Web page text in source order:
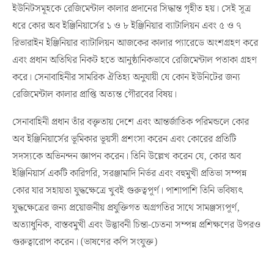
ইউনিটসমূহকে রেজিমেন্টাল কালার প্রদানের সিদ্ধান্ত গৃহীত হয়। সেই সূত্র
ধরে কোর অব ইঞ্জিনিয়ার্সের ১ ও ৮ ইঞ্জিনিয়ার ব্যাটালিয়ন এবং ৫ ও ৭
রিভারাইন ইঞ্জিনিয়ার ব্যাটালিয়ন আজকের কালার প্যারেডে অংশগ্রহণ করে
এবং প্রধান অতিথির নিকট হতে আনুষ্ঠানিকভাবে রেজিমেন্টাল পতাকা গ্রহণ
করে। সেনাবাহিনীর সামরিক ঐতিহ্য অনুযায়ী যে কোন ইউনিটের জন্য
রেজিমেন্টাল কালার প্রাপ্তি অত্যন্ত গৌরবের বিষয়।
সেনাবাহিনী প্রধান তাঁর বক্তৃতায় দেশে এবং আন্তর্জাতিক পরিমন্ডলে কোর
অব ইঞ্জিনিয়ার্সের ভূমিকার ভূয়সী প্রশংসা করেন এবং কোরের প্রতিটি
সদস্যকে অভিনন্দন জ্ঞাপন করেন। তিনি উল্লেখ করেন যে, কোর অব
ইঞ্জিনিয়ার্স একটি কারিগরি, সরঞ্জামাদি নির্ভর এবং বহুমুখী প্রতিভা সম্পন্ন
কোর যার সহায়তা যুদ্ধক্ষেত্রে খুবই গুরুত্বপূর্ণ। পাশাপাশি তিনি ভবিষ্যৎ
যুদ্ধক্ষেত্রের জন্য প্রয়োজনীয় প্রযুক্তিগত অগ্রগতির সাথে সামঞ্জস্যপূর্ণ,
অত্যাধুনিক, বাস্তবমুখী এবং উদ্ভাবনী চিন্তা-চেতনা সম্পন্ন প্রশিক্ষণের উপরও
গুরুত্বারোপ করেন। (ভাষণের কপি সংযুক্ত)